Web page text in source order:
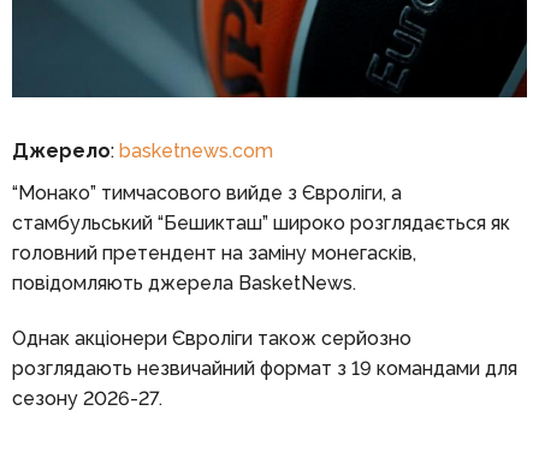
Джерело: basketnews.com
“Монако” тимчасового вийде з Євроліги, а
стамбульський “Бешикташ” широко розглядається як
головний претендент на заміну монегасків,
повідомляють джерела BasketNews.
Однак акціонери Євроліги також серйозно
розглядають незвичайний формат з 19 командами для
сезону 2026-27.